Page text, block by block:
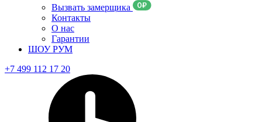
Вызвать замерщика
Контакты
О нас
Гарантии
ШОУ РУМ
+7 499 112 17 20